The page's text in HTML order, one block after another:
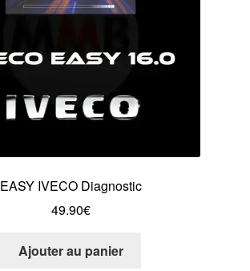
EASY IVECO Diagnostic
49.90€
Ajouter au panier